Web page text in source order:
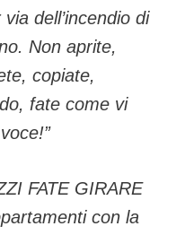
dell’incendio di
Non aprite,
copiate,
fate come vi
FATE GIRARE
con la